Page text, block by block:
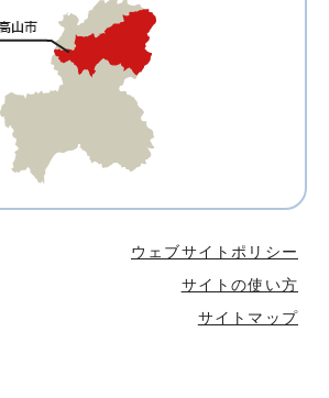
ウェブサイトポリシー
サイトの使い方
サイトマップ